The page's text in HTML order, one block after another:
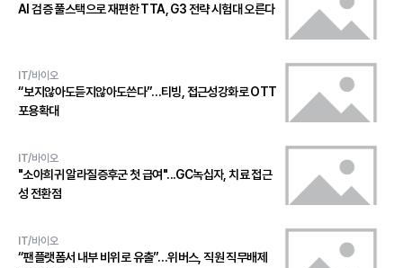
AI 검증 풀스택으로 재편한 TTA, G3 전략 시험대 오른다
IT/바이오
“보지않아도듣지않아도쓴다”…티빙, 접근성강화로 OTT
포용확대
IT/바이오
"소아희귀 알라질증후군 첫 급여"...GC녹십자, 치료 접근
성 전환점
IT/바이오
“팬플랫폼서 내부 비위로 유출”…위버스, 직원 직무배제